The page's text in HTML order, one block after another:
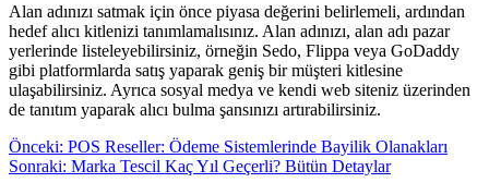
Alan adınızı satmak için önce piyasa değerini belirlemeli, ardından
hedef alıcı kitlenizi tanımlamalısınız. Alan adınızı, alan adı pazar
yerlerinde listeleyebilirsiniz, örneğin Sedo, Flippa veya GoDaddy
gibi platformlarda satış yaparak geniş bir müşteri kitlesine
ulaşabilirsiniz. Ayrıca sosyal medya ve kendi web siteniz üzerinden
de tanıtım yaparak alıcı bulma şansınızı artırabilirsiniz.
Yazı
gezinmesi
Önceki: POS Reseller: Ödeme Sistemlerinde Bayilik Olanakları
Sonraki: Marka Tescil Kaç Yıl Geçerli? Bütün Detaylar